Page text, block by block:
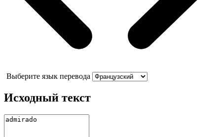
Выберите язык перевода
Исходный текст